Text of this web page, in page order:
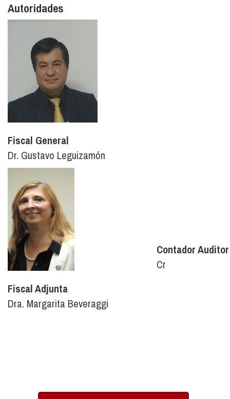
Autoridades
Fiscal General
Dr. Gustavo Leguizamón
Fiscal Adjunta
Dra. Margarita Beveraggi
Contador Auditor
Cr